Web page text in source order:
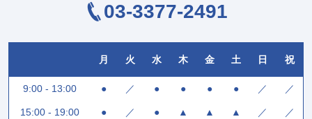
03-3377-2491
月 火 水 木 金 土 日 祝
9:00 - 13:00 ● ／ ● ● ● ● ／ ／
15:00 - 19:00 ● ／ ● ▲ ▲ ▲ ／ ／